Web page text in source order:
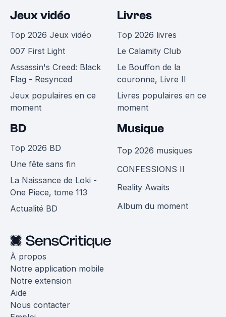
Jeux vidéo
Top 2026 Jeux vidéo
007 First Light
Assassin's Creed: Black
Flag - Resynced
Jeux populaires en ce
moment
Livres
Top 2026 livres
Le Calamity Club
Le Bouffon de la
couronne, Livre II
Livres populaires en ce
moment
BD
Top 2026 BD
Une fête sans fin
La Naissance de Loki -
One Piece, tome 113
Actualité BD
Musique
Top 2026 musiques
CONFESSIONS II
Reality Awaits
Album du moment
À propos
Notre application mobile
Notre extension
Aide
Nous contacter